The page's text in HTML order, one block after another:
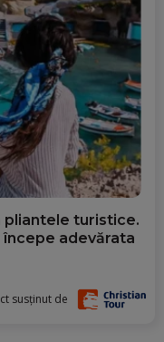
pliantele turistice.
adevărata
susținut de